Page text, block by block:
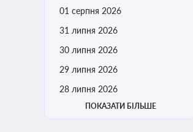
01 серпня 2026
31 липня 2026
30 липня 2026
29 липня 2026
28 липня 2026
ПОКАЗАТИ БІЛЬШЕ